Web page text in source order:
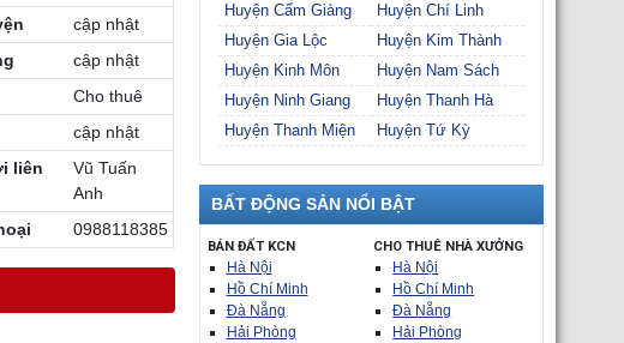
cập nhật
cập nhật
Cho thuê
cập nhật
liên
Vũ Tuấn
Anh
0988118385
Huyện Cẩm Giàng
Huyện Chí Linh
Huyện Gia Lộc
Huyện Kim Thành
Huyện Kinh Môn
Huyện Nam Sách
Huyện Ninh Giang
Huyện Thanh Hà
Huyện Thanh Miện
Huyện Tứ Kỳ
BẤT ĐỘNG SẢN NỔI BẬT
BÁN ĐẤT KCN
Hà Nội
Hồ Chí Minh
Đà Nẵng
Hải Phòng
CHO THUÊ NHÀ XƯỞNG
Hà Nội
Hồ Chí Minh
Đà Nẵng
Hải Phòng